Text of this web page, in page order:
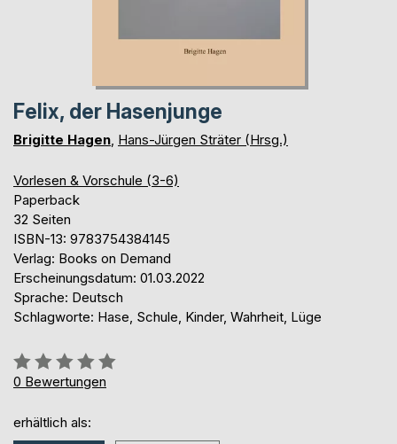
Felix, der Hasenjunge
Brigitte Hagen Hans-Jürgen Sträter (Hrsg.)
Vorlesen & Vorschule (3-6)
Paperback
32 Seiten
ISBN-13: 9783754384145
Verlag: Books on Demand
Erscheinungsdatum: 01.03.2022
Sprache: Deutsch
Schlagworte: Hase, Schule, Kinder, Wahrheit, Lüge
Bewertung::
0%
0 Bewertungen
erhältlich als: